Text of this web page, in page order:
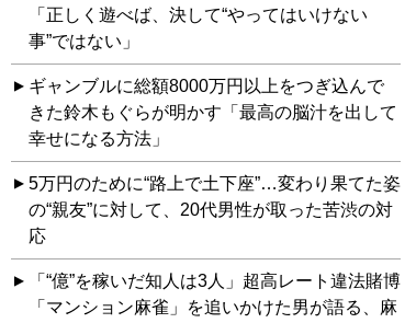
「正しく遊べば、決して“やってはいけない
事”ではない」
ギャンブルに総額8000万円以上をつぎ込んで
きた鈴木もぐらが明かす「最高の脳汁を出して
幸せになる方法」
5万円のために“路上で土下座”…変わり果てた姿
の“親友”に対して、20代男性が取った苦渋の対
応
「“億”を稼いだ知人は3人」超高レート違法賭博
「マンション麻雀」を追いかけた男が語る、麻